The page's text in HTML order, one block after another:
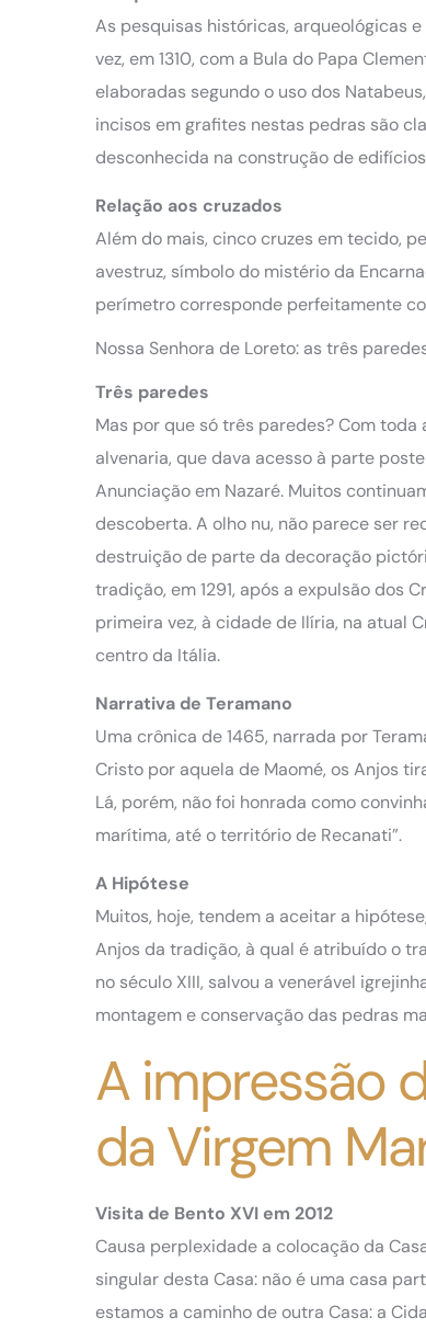
As pesquisas históricas, arqueológicas
vez, em 1310, com a Bula do Papa
elaboradas segundo o uso dos
incisos em grafites nestas pedras são
desconhecida na construção de
Relação aos cruzados
Além do mais, cinco cruzes em tecido,
avestruz, símbolo do mistério da
perímetro corresponde perfeitamente
Nossa Senhora de Loreto: as três
Três paredes
Mas por que só três paredes? Com
alvenaria, que dava acesso à parte
Anunciação em Nazaré. Muitos
descoberta. A olho nu, não parece ser
destruição de parte da decoração
tradição, em 1291, após a expulsão dos
primeira vez, à cidade de Ilíria, na atual
centro da Itália.
Narrativa de Teramano
Uma crônica de 1465, narrada por
Cristo por aquela de Maomé, os Anjos
Lá, porém, não foi honrada como
marítima, até o território de Recanati”.
A Hipótese
Muitos, hoje, tendem a aceitar a
Anjos da tradição, à qual é atribuído o
no século XIII, salvou a venerável
montagem e conservação das pedras
A impressão
da Virgem
Visita de Bento XVI em 2012
Causa perplexidade a colocação da
singular desta Casa: não é uma casa
estamos a caminho de outra Casa: a